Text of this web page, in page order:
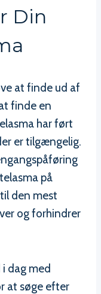
Din
at finde ud af
finde en
har ført
er tilgængelig.
på
den mest
og forhindrer
dag med
at søge efter